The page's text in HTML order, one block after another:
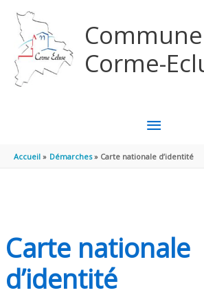
Corme-
MENU
Accueil Démarches Carte nationale d’identité
Carte nationale
d’identité